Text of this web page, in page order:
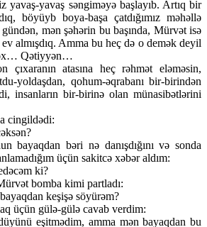
yavaş-yavaş səngiməyə başlayıb. Artıq bir
böyüyb boya-başa çatdığımız məhəllə
mən şəhərin bu başında, Mürvət isə
almışdıq. Amma bu heç də o demək deyil
Qətiyyən…
atasına heç rəhmət eləməsin,
yoldaşdan, qohum-əqrabanı bir-birindən
insanların bir-birinə olan münasibətlərini
cingildədi:
bayaqdan bəri nə danışdığını və sonda
üçün sakitcə xəbər aldım:
ki?
bomba kimi partladı:
keşişə söyürəm?
üçün gülə-gülə cavab verdim:
eşitmədim, amma mən bayaqdan bu